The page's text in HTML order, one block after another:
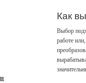
Как
Выбор
работе